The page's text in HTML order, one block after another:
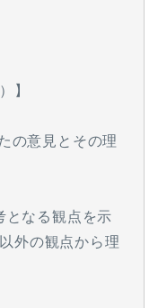
】
の意見とその理
となる観点を示
外の観点から理